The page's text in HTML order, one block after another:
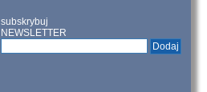
subskrybuj
NEWSLETTER